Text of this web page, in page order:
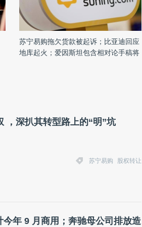
苏宁易购拖欠货款被起诉；比亚迪回应
地库起火；爱因斯坦包含相对论手稿将
，深扒其转型路上的“明”坑
苏宁易购 股权转让
年 9 月商用；奔驰母公司排放造